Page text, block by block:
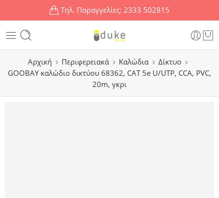
Τηλ. Παραγγελίες: 2333 502815
Αρχική Περιφερειακά Καλώδια
Δίκτυο
GΟOBAY καλώδιο δικτύου 68362, CAT 5e U/UTP, CCA, PVC,
20m, γκρι